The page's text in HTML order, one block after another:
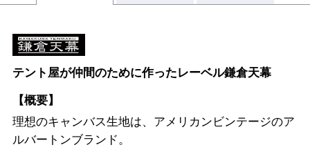
テント屋が仲間のために作ったレーベル鎌倉天幕
【概要】
理想のキャンバス生地は、アメリカンビンテージのア
ルバートンブランド。